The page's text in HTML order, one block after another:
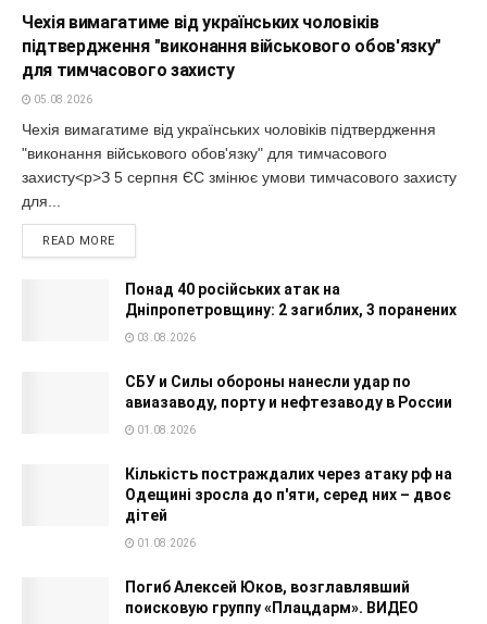
Чехія вимагатиме від українських чоловіків
підтвердження "виконання військового обов'язку"
для тимчасового захисту
05.08.2026
Чехія вимагатиме від українських чоловіків підтвердження
"виконання військового обов'язку" для тимчасового
захисту<p>З 5 серпня ЄС змінює умови тимчасового захисту
для...
READ MORE
Понад 40 російських атак на
Дніпропетровщину: 2 загиблих, 3 поранених
03.08.2026
СБУ и Силы обороны нанесли удар по
авиазаводу, порту и нефтезаводу в России
01.08.2026
Кількість постраждалих через атаку рф на
Одещині зросла до п'яти, серед них – двоє
дітей
01.08.2026
Погиб Алексей Юков, возглавлявший
поисковую группу «Плацдарм». ВИДЕО